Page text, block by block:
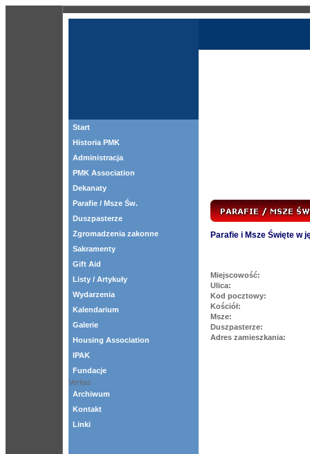
Start
Historia PMK
Administracja
PMK Association
Dekanaty
Parafie / Msze Św.
Duszpasterze
Zgromadzenia zakonne
Sakramenty
Gift Aid
Listy / Artykuły
Wydarzenia
Kalendarium
Galerie
Housing Association
IPAK
Fundacje
Veritas
Archiwum
Kontakt
Linki
Parafie i Msze Święte w
Miejscowość:
Ulica:
Kod pocztowy:
Kościół:
Msze:
Duszpasterze:
Adres zamieszkania: